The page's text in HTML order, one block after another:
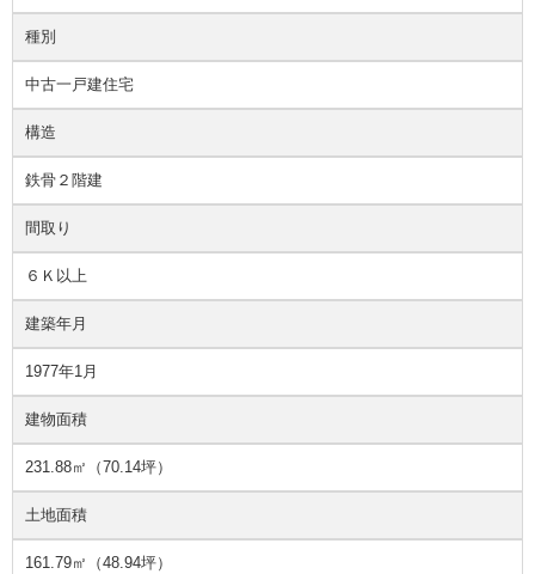
種別
中古一戸建住宅
構造
鉄骨２階建
間取り
６Ｋ以上
建築年月
1977年1月
建物面積
231.88㎡（70.14坪）
土地面積
161.79㎡（48.94坪）